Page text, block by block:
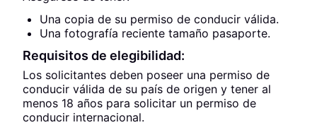
Una copia de su permiso de conducir válida.
Una fotografía reciente tamaño pasaporte.
Requisitos de elegibilidad:
Los solicitantes deben poseer una permiso de
conducir válida de su país de origen y tener al
menos 18 años para solicitar un permiso de
conducir internacional.